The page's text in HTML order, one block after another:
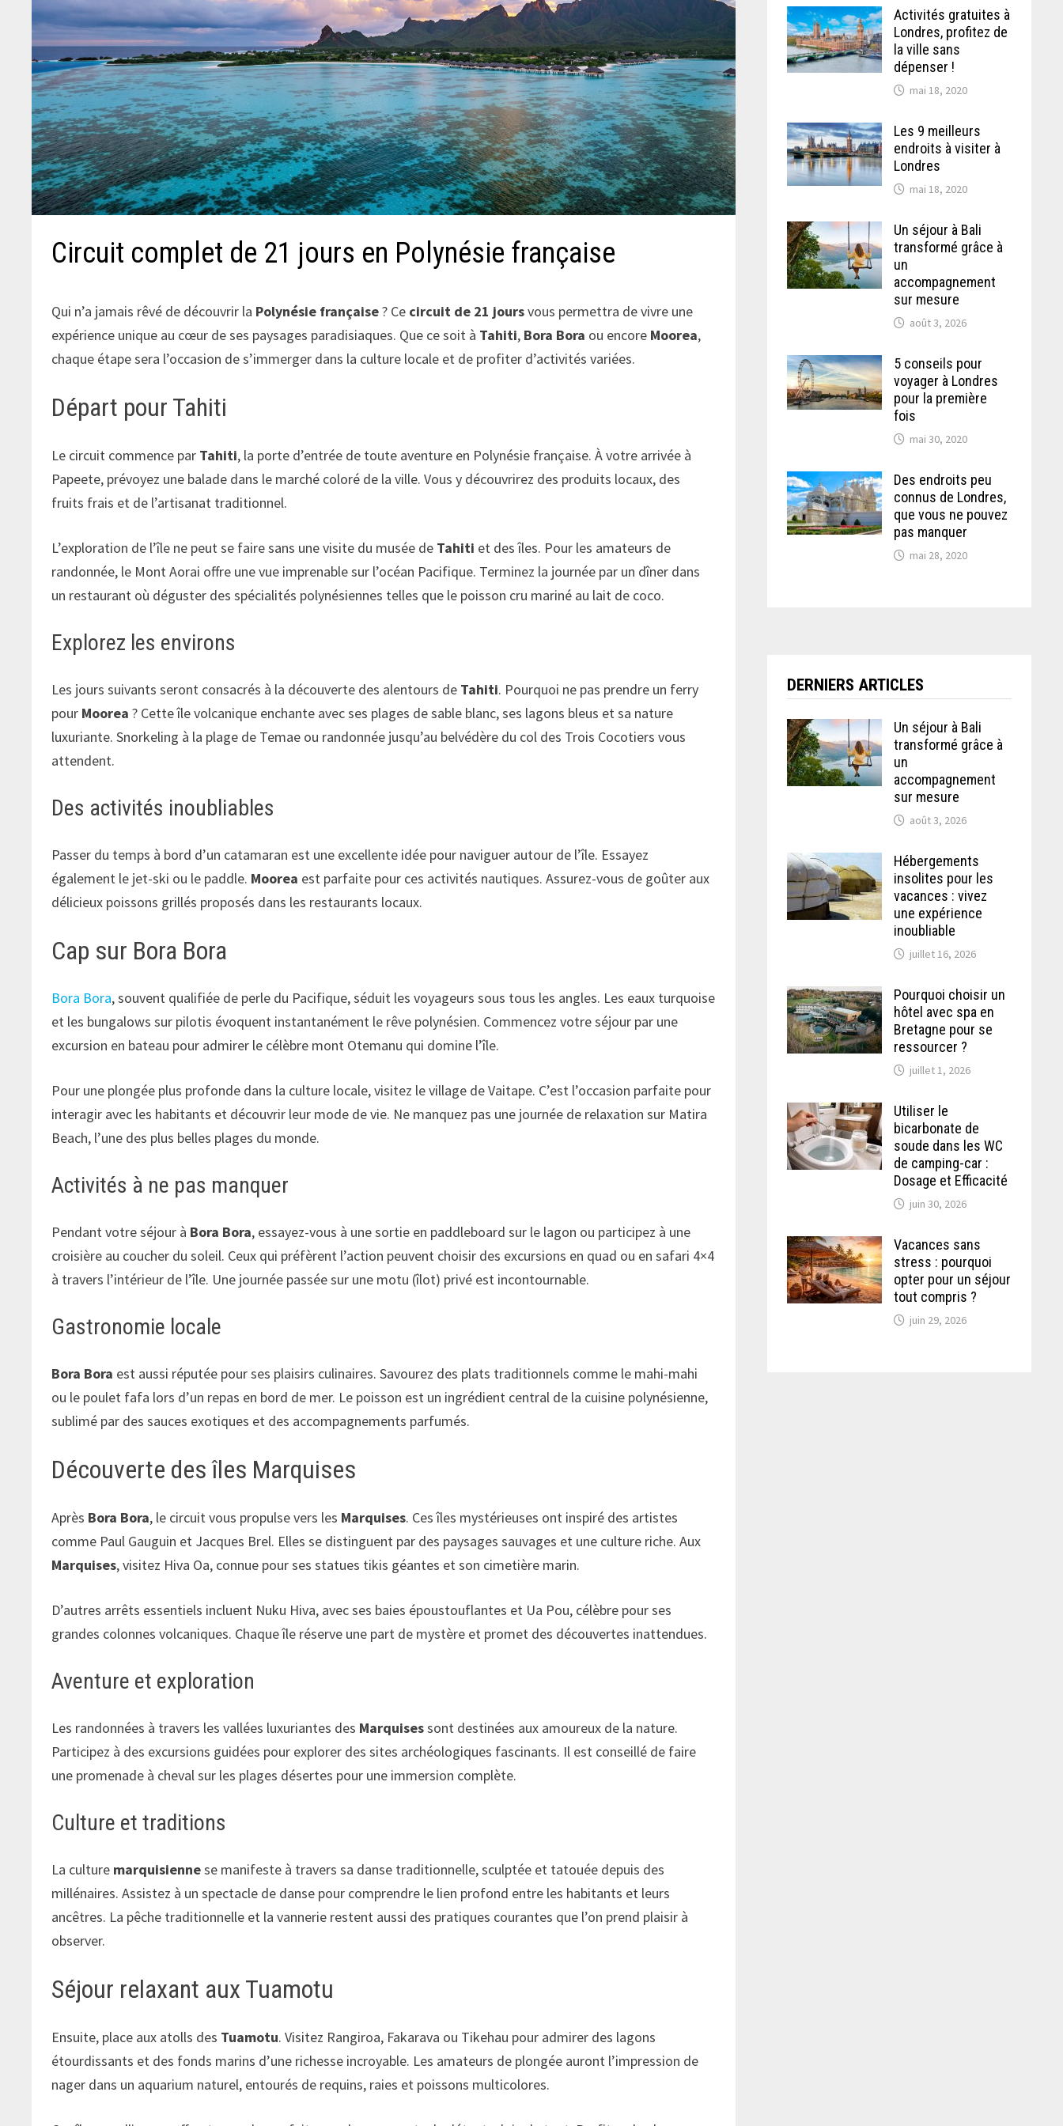
Circuit complet de 21 jours en Polynésie française
Qui n’a jamais rêvé de découvrir la Polynésie française? Ce circuit de 21 joursvous permettra de vivre une
expérience unique au cœur de ses paysages paradisiaques. Que ce soit à Tahiti, Bora Bora ou encore Moorea,
chaque étape sera l’occasion de s’immerger dans la culture locale et de profiter d’activités variées.
Départ pour Tahiti
Le circuit commence par Tahiti, la porte d’entrée de toute aventure en Polynésie française. À votre arrivée à
Papeete, prévoyez une balade dans le marché coloré de la ville. Vous y découvrirez des produits locaux, des
fruits frais et de l’artisanat traditionnel.
L’exploration de l’île ne peut se faire sans une visite du musée de Tahiti et des îles. Pour les amateurs de
randonnée, le Mont Aorai offre une vue imprenable sur l’océan Pacifique. Terminez la journée par un dîner dans
un restaurant où déguster des spécialités polynésiennes telles que le poisson cru mariné au lait de coco.
Explorez les environs
Les jours suivants seront consacrés à la découverte des alentours de Tahiti. Pourquoi ne pas prendre un ferry
pour Moorea ? Cette île volcanique enchante avec ses plages de sable blanc, ses lagons bleus et sa nature
luxuriante. Snorkeling à la plage de Temae ou randonnée jusqu’au belvédère du col des Trois Cocotiers vous
attendent.
Des activités inoubliables
Passer du temps à bord d’un catamaran est une excellente idée pour naviguer autour de l’île. Essayez
également le jet-ski ou le paddle. Moorea est parfaite pour ces activités nautiques. Assurez-vous de goûter aux
délicieux poissons grillés proposés dans les restaurants locaux.
Cap sur Bora Bora
Bora Bora, souvent qualifiée de perle du Pacifique, séduit les voyageurs sous tous les angles. Les eaux turquoise
et les bungalows sur pilotis évoquent instantanément le rêve polynésien. Commencez votre séjour par une
excursion en bateau pour admirer le célèbre mont Otemanu qui domine l’île.
Pour une plongée plus profonde dans la culture locale, visitez le village de Vaitape. C’est l’occasion parfaite pour
interagir avec les habitants et découvrir leur mode de vie. Ne manquez pas une journée de relaxation sur Matira
Beach, l’une des plus belles plages du monde.
Activités à ne pas manquer
Pendant votre séjour à Bora Bora, essayez-vous à une sortie en paddleboard sur le lagon ou participez à une
croisière au coucher du soleil. Ceux qui préfèrent l’action peuvent choisir des excursions en quad ou en safari 4×4
à travers l’intérieur de l’île. Une journée passée sur une motu (îlot) privé est incontournable.
Gastronomie locale
Bora Bora est aussi réputée pour ses plaisirs culinaires. Savourez des plats traditionnels comme le mahi-mahi
ou le poulet fafa lors d’un repas en bord de mer. Le poisson est un ingrédient central de la cuisine polynésienne,
sublimé par des sauces exotiques et des accompagnements parfumés.
Découverte des îles Marquises
Après Bora Bora, le circuit vous propulse vers les Marquises. Ces îles mystérieuses ont inspiré des artistes
comme Paul Gauguin et Jacques Brel. Elles se distinguent par des paysages sauvages et une culture riche. Aux
Marquises, visitez Hiva Oa, connue pour ses statues tikis géantes et son cimetière marin.
D’autres arrêts essentiels incluent Nuku Hiva, avec ses baies époustouflantes et Ua Pou, célèbre pour ses
grandes colonnes volcaniques. Chaque île réserve une part de mystère et promet des découvertes inattendues.
Aventure et exploration
Les randonnées à travers les vallées luxuriantes des Marquisessont destinées aux amoureux de la nature.
Participez à des excursions guidées pour explorer des sites archéologiques fascinants. Il est conseillé de faire
une promenade à cheval sur les plages désertes pour une immersion complète.
Culture et traditions
La culture marquisiennese manifeste à travers sa danse traditionnelle, sculptée et tatouée depuis des
millénaires. Assistez à un spectacle de danse pour comprendre le lien profond entre les habitants et leurs
ancêtres. La pêche traditionnelle et la vannerie restent aussi des pratiques courantes que l’on prend plaisir à
observer.
Séjour relaxant aux Tuamotu
Ensuite, place aux atolls des Tuamotu. Visitez Rangiroa, Fakarava ou Tikehau pour admirer des lagons
étourdissants et des fonds marins d’une richesse incroyable. Les amateurs de plongée auront l’impression de
nager dans un aquarium naturel, entourés de requins, raies et poissons multicolores.
Activités gratuites à
Londres, profitez de
la ville sans
dépenser !
mai 18, 2020
Les 9 meilleurs
endroits à visiter à
Londres
mai 18, 2020
Un séjour à Bali
transformé grâce à
un
accompagnement
sur mesure
août 3, 2026
5 conseils pour
voyager à Londres
pour la première
fois
mai 30, 2020
Des endroits peu
connus de Londres,
que vous ne pouvez
pas manquer
mai 28, 2020
DERNIERS ARTICLES
Un séjour à Bali
transformé grâce à
un
accompagnement
sur mesure
août 3, 2026
Hébergements
insolites pour les
vacances : vivez
une expérience
inoubliable
juillet 16, 2026
Pourquoi choisir un
hôtel avec spa en
Bretagne pour se
ressourcer ?
juillet 1, 2026
Utiliser le
bicarbonate de
soude dans les WC
de camping-car :
Dosage et Efficacité
juin 30, 2026
Vacances sans
stress : pourquoi
opter pour un séjour
tout compris ?
juin 29, 2026